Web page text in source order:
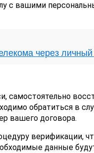
с вашими
через личный
самостоятельно
обратиться в
вашего договора.
верификации,
данные